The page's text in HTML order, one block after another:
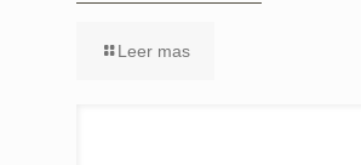
Leer mas